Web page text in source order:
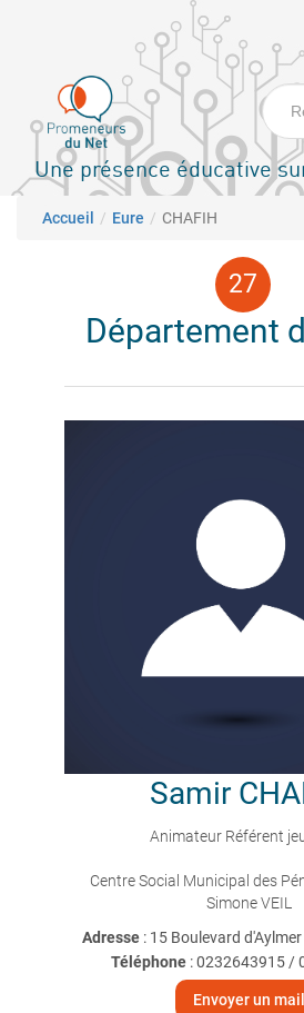
principal
Une présence éducative
Fil d'Ariane
Accueil Eure CHAFIH
Département
Samir
Animateur Référent
Centre Social Municipal des
Simone VEIL
Adresse : 15 Boulevard
Téléphone:0232643915 /
Envoyer un mail